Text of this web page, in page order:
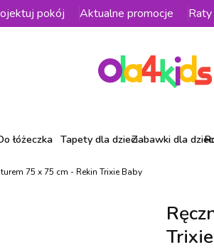
pokój Aktualne promocje
łóżeczka Tapety dla dzieciZabawki dla
75 x 75 cm - Rekin Trixie Baby